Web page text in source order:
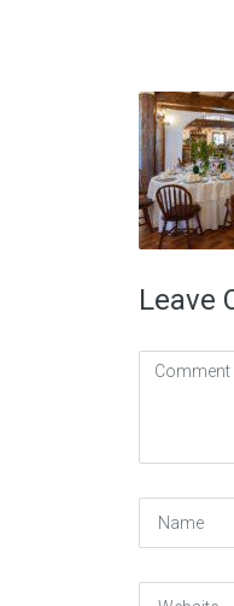
Leave
Comment